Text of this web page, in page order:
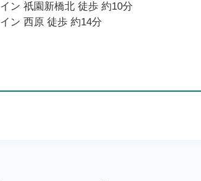
ン 祇園新橋北 徒歩 約10分
ン 西原 徒歩 約14分